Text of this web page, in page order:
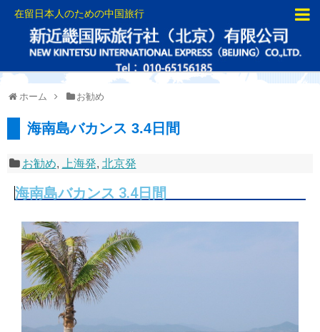
在留日本人のための中国旅行
ホーム お勧め
海南島バカンス 3.4日間
お勧め, 上海発, 北京発
海南島バカンス 3.4日間